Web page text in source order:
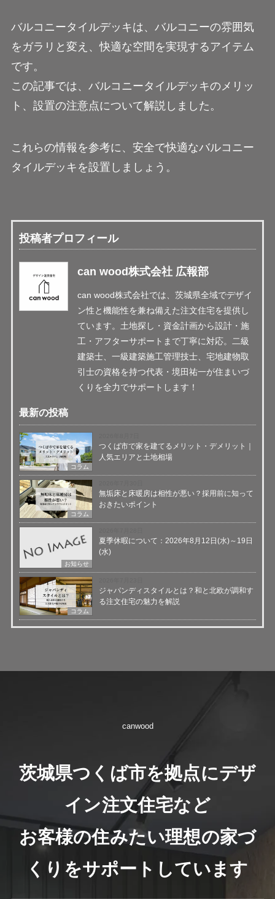
バルコニータイルデッキは、バルコニーの雰囲気
をガラリと変え、快適な空間を実現するアイテム
です。
この記事では、バルコニータイルデッキのメリッ
ト、設置の注意点について解説しました。
これらの情報を参考に、安全で快適なバルコニー
タイルデッキを設置しましょう。
投稿者プロフィール
can wood株式会社 広報部
can wood株式会社では、茨城県全域でデザイ
ン性と機能性を兼ね備えた注文住宅を提供し
ています。土地探し・資金計画から設計・施
工・アフターサポートまで丁寧に対応。二級
建築士、一級建築施工管理技士、宅地建物取
引士の資格を持つ代表・境田祐一が住まいづ
くりを全力でサポートします！
最新の投稿
コラム
つくば市で家を建てるメリット・デメリット｜
人気エリアと土地相場
コラム
無垢床と床暖房は相性が悪い？採用前に知って
おきたいポイント
お知らせ
夏季休暇について：2026年8月12日(水)～19日
(水)
コラム
ジャパンディスタイルとは？和と北欧が調和す
る注文住宅の魅力を解説
canwood
茨城県つくば市を拠点にデザ
イン注文住宅など
お客様の住みたい理想の家づ
くりをサポートしています